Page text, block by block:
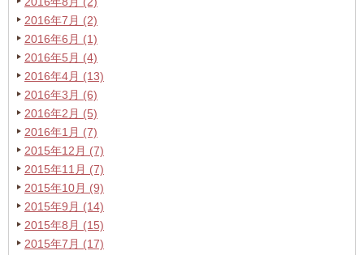
2016年7月 (2)
2016年6月 (1)
2016年5月 (4)
2016年4月 (13)
2016年3月 (6)
2016年2月 (5)
2016年1月 (7)
2015年12月 (7)
2015年11月 (7)
2015年10月 (9)
2015年9月 (14)
2015年8月 (15)
2015年7月 (17)